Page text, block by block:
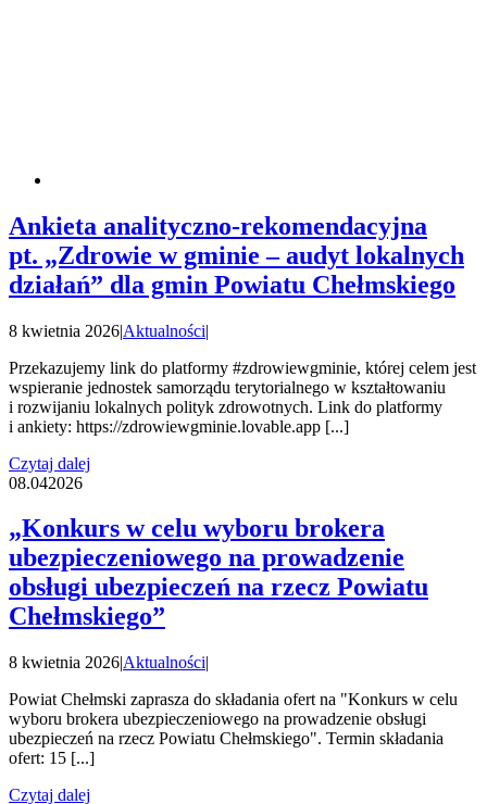
Ankieta analityczno-rekomendacyjna
pt. „Zdrowie w gminie – audyt lokalnych
działań” dla gmin Powiatu Chełmskiego
8 kwietnia 2026|Aktualności|
Przekazujemy link do platformy #zdrowiewgminie, której celem jest
wspieranie jednostek samorządu terytorialnego w kształtowaniu
i rozwijaniu lokalnych polityk zdrowotnych. Link do platformy
i ankiety: https://zdrowiewgminie.lovable.app [...]
Czytaj dalej
08.042026
„Konkurs w celu wyboru brokera
ubezpieczeniowego na prowadzenie
obsługi ubezpieczeń na rzecz Powiatu
Chełmskiego”
8 kwietnia 2026|Aktualności|
Powiat Chełmski zaprasza do składania ofert na "Konkurs w celu
wyboru brokera ubezpieczeniowego na prowadzenie obsługi
ubezpieczeń na rzecz Powiatu Chełmskiego". Termin składania
ofert: 15 [...]
Czytaj dalej